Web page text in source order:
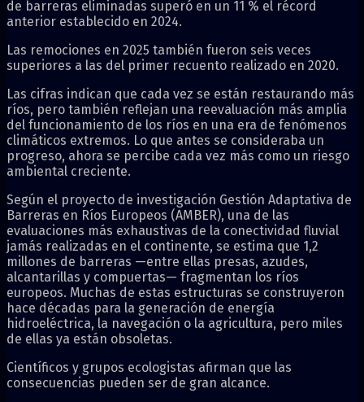
de barreras eliminadas superó en un 11 % el récord
anterior establecido en 2024.
Las remociones en 2025 también fueron seis veces
superiores a las del primer recuento realizado en 2020.
Las cifras indican que cada vez se están restaurando más
ríos, pero también reflejan una reevaluación más amplia
del funcionamiento de los ríos en una era de fenómenos
climáticos extremos. Lo que antes se consideraba un
progreso, ahora se percibe cada vez más como un riesgo
ambiental creciente.
Según el proyecto de investigación Gestión Adaptativa de
Barreras en Ríos Europeos (AMBER), una de las
evaluaciones más exhaustivas de la conectividad fluvial
jamás realizadas en el continente, se estima que 1,2
millones de barreras —entre ellas presas, azudes,
alcantarillas y compuertas— fragmentan los ríos
europeos. Muchas de estas estructuras se construyeron
hace décadas para la generación de energía
hidroeléctrica, la navegación o la agricultura, pero miles
de ellas ya están obsoletas.
Científicos y grupos ecologistas afirman que las
consecuencias pueden ser de gran alcance.